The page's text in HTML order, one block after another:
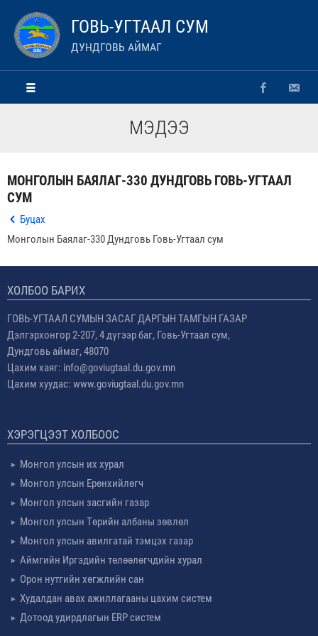
ГОВЬ-УГТААЛ СУМ
ДУНДГОВЬ АЙМАГ
МЭДЭЭ
МОНГОЛЫН БАЯЛАГ-330 ДУНДГОВЬ ГОВЬ-УГТААЛ
СУМ
Буцах
Монголын Баялаг-330 Дундговь Говь-Угтаал сум
ХОЛБОО БАРИХ
ГОВЬ-УГТААЛ СУМЫН ЗАСАГ ДАРГЫН ТАМГЫН ГАЗАР
Дэлгэрхонгор 2-207, 4 дүгээр баг, Говь-Угтаал сум,
Дундговь аймаг, 48070
Цахим хаяг: info@goviugtaal.du.gov.mn
Цахим хуудас: www.goviugtaal.du.gov.mn
ХЭРЭГЦЭЭТ ХОЛБООС
Монгол улсын их хурал
Монгол улсын Ерөнхийлөгч
Монгол улсын засгийн газар
Монгол улсын Төрийн албаны зөвлөл
Монгол улсын авилгатай тэмцэх газар
Аймгийн Иргэдийн төлөөлөгчдийн хурал
Орон нутгийн хөгжлийн сан
Худалдан авах ажиллагааны цахим систем
Дотоод удирдлагын ERP систем